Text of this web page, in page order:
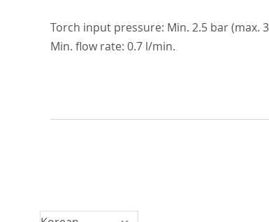
Torch input pressure: Min. 2.5 bar (max.
Min. flow rate: 0.7 l/min.